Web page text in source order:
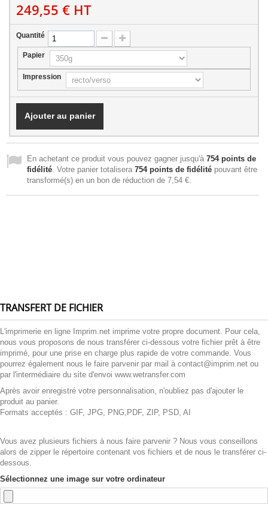
249,55 € HT
Quantité
Papier
Impression
Ajouter au panier
En achetant ce produit vous pouvez gagner jusqu'à 754points de
fidélité. Votre panier totalisera 754points de fidélité pouvant être
transformé(s) en un bon de réduction de 7,54 €.
TRANSFERT DE FICHIER
L'imprimerie en ligne Imprim.net imprime votre propre document. Pour cela,
nous vous proposons de nous transférer ci-dessous votre fichier prêt à être
imprimé, pour une prise en charge plus rapide de votre commande. Vous
pourrez également nous le faire parvenir par mail à contact@imprim.net ou
par l'intermédiaire du site d'envoi www.wetransfer.com
Après avoir enregistré votre personnalisation, n'oubliez pas d'ajouter le
produit au panier.
Formats acceptés : GIF, JPG, PNG,PDF, ZIP, PSD, AI
Vous avez plusieurs fichiers à nous faire parvenir ? Nous vous conseillons
alors de zipper le répertoire contenant vos fichiers et de nous le transférer ci-
dessous.
Sélectionnez une image sur votre ordinateur